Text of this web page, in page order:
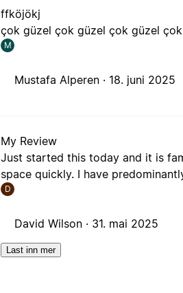
ffköjökj
çok güzel çok güzel çok güzel
M
Mustafa Alperen · 18. juni 2025
My Review
Just started this today and it is
space quickly. I have
D
David Wilson · 31. mai 2025
Last inn mer